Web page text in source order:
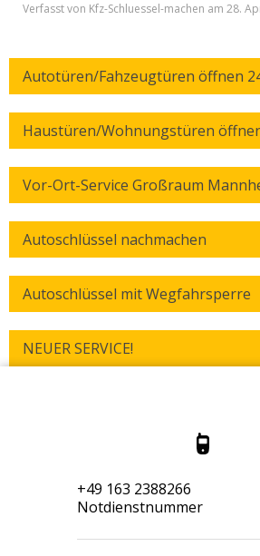
Verfasst von Kfz-Schluessel-machen am 28.
Autotüren/Fahzeugtüren öffnen
Haustüren/Wohnungstüren
Vor-Ort-Service Großraum
Autoschlüssel nachmachen
Autoschlüssel mit Wegfahrsperre
NEUER SERVICE!
+49 163 2388266
Notdienstnummer